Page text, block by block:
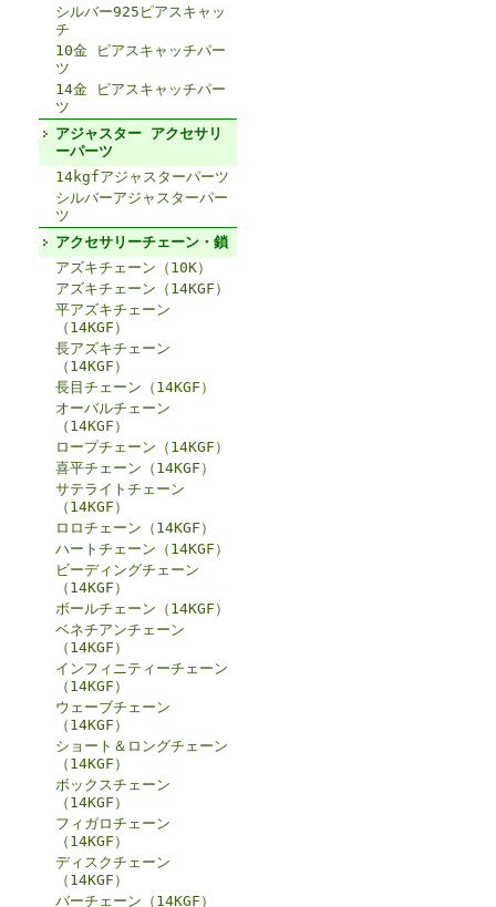
シルバー925ピアスキャッ
チ
10金 ピアスキャッチパー
ツ
14金 ピアスキャッチパー
ツ
アジャスター アクセサリ
ーパーツ
14kgfアジャスターパーツ
シルバーアジャスターパー
ツ
アクセサリーチェーン・鎖
アズキチェーン（10K）
アズキチェーン（14KGF）
平アズキチェーン
（14KGF）
長アズキチェーン
（14KGF）
長目チェーン（14KGF）
オーバルチェーン
（14KGF）
ロープチェーン（14KGF）
喜平チェーン（14KGF）
サテライトチェーン
（14KGF）
ロロチェーン（14KGF）
ハートチェーン（14KGF）
ビーディングチェーン
（14KGF）
ボールチェーン（14KGF）
ベネチアンチェーン
（14KGF）
インフィニティーチェーン
（14KGF）
ウェーブチェーン
（14KGF）
ショート＆ロングチェーン
（14KGF）
ボックスチェーン
（14KGF）
フィガロチェーン
（14KGF）
ディスクチェーン
（14KGF）
バーチェーン（14KGF）